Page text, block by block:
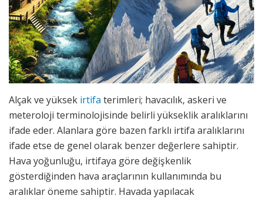
Alçak ve yüksek irtifa terimleri; havacılık, askeri ve
meteroloji terminolojisinde belirli yükseklik aralıklarını
ifade eder. Alanlara göre bazen farklı irtifa aralıklarını
ifade etse de genel olarak benzer değerlere sahiptir.
Hava yoğunluğu, irtifaya göre değişkenlik
gösterdiğinden hava araçlarının kullanımında bu
aralıklar öneme sahiptir. Havada yapılacak